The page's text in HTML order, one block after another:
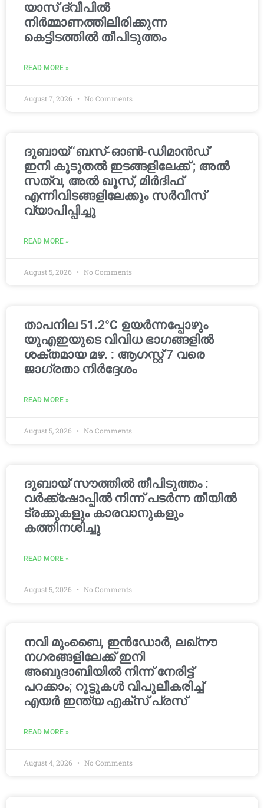
യാസ് ദ്വീപിൽ
നിർമ്മാണത്തിലിരിക്കുന്ന
കെട്ടിടത്തിൽ തീപിടുത്തം
READ MORE »
August 7, 2026 No Comments
ദുബായ് ‘ബസ്-ഓൺ-ഡിമാൻഡ്’
ഇനി കൂടുതൽ ഇടങ്ങളിലേക്ക് ; അൽ
സത്വ, അൽ ഖൂസ്, മിർദിഫ്
എന്നിവിടങ്ങളിലേക്കും സർവീസ്
വ്യാപിപ്പിച്ചു
READ MORE »
August 5, 2026 No Comments
താപനില 51.2°C ഉയർന്നപ്പോഴും
യുഎഇയുടെ വിവിധ ഭാഗങ്ങളിൽ
ശക്തമായ മഴ. : ആഗസ്റ്റ് 7 വരെ
ജാഗ്രതാ നിർദ്ദേശം
READ MORE »
August 5, 2026 No Comments
ദുബായ് സൗത്തിൽ തീപിടുത്തം :
വർക്ക്‌ഷോപ്പിൽ നിന്ന് പടർന്ന തീയിൽ
ട്രക്കുകളും കാരവാനുകളും
കത്തിനശിച്ചു
READ MORE »
August 5, 2026 No Comments
നവി മുംബൈ, ഇൻഡോർ, ലഖ്നൗ
നഗരങ്ങളിലേക്ക് ഇനി
അബുദാബിയിൽ നിന്ന് നേരിട്ട്
പറക്കാം; റൂട്ടുകൾ വിപുലീകരിച്ച്
എയർ ഇന്ത്യ എക്സ് പ്രസ്
READ MORE »
August 4, 2026 No Comments